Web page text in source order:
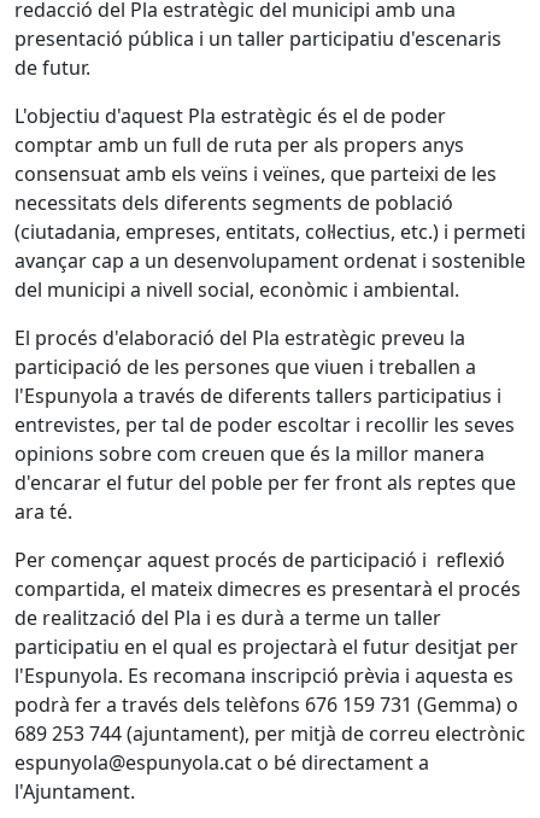
redacció del Pla estratègic del municipi amb una
presentació pública i un taller participatiu d'escenaris
de futur.
L'objectiu d'aquest Pla estratègic és el de poder
comptar amb un full de ruta per als propers anys
consensuat amb els veïns i veïnes, que parteixi de les
necessitats dels diferents segments de població
(ciutadania, empreses, entitats, col·lectius, etc.) i permeti
avançar cap a un desenvolupament ordenat i sostenible
del municipi a nivell social, econòmic i ambiental.
El procés d'elaboració del Pla estratègic preveu la
participació de les persones que viuen i treballen a
l'Espunyola a través de diferents tallers participatius i
entrevistes, per tal de poder escoltar i recollir les seves
opinions sobre com creuen que és la millor manera
d'encarar el futur del poble per fer front als reptes que
ara té.
Per començar aquest procés de participació i reflexió
compartida, el mateix dimecres es presentarà el procés
de realització del Pla i es durà a terme un taller
participatiu en el qual es projectarà el futur desitjat per
l'Espunyola. Es recomana inscripció prèvia i aquesta es
podrà fer a través dels telèfons 676 159 731 (Gemma) o
689 253 744 (ajuntament), per mitjà de correu electrònic
espunyola@espunyola.cat o bé directament a
l'Ajuntament.